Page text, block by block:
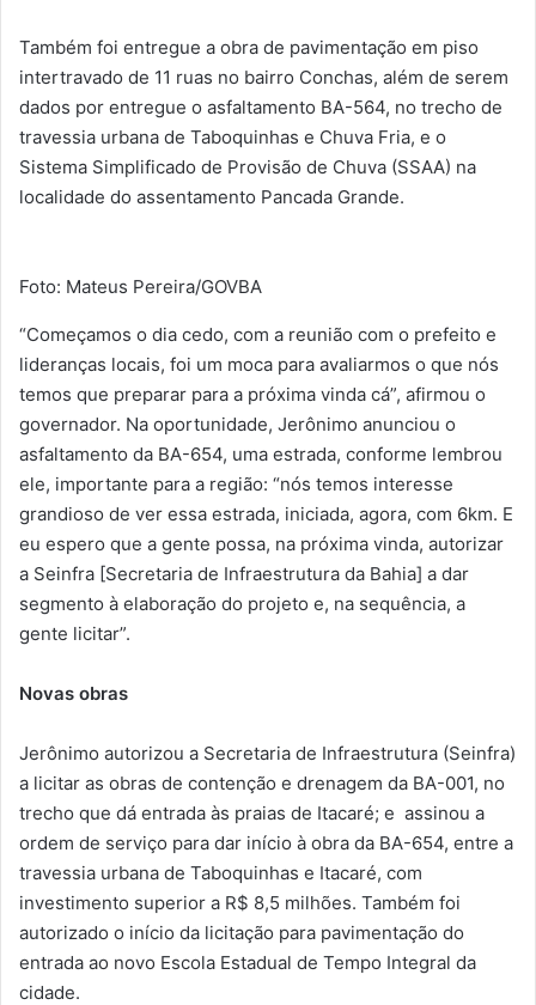
Também foi entregue a obra de pavimentação em piso
intertravado de 11 ruas no bairro Conchas, além de serem
dados por entregue o asfaltamento BA-564, no trecho de
travessia urbana de Taboquinhas e Chuva Fria, e o
Sistema Simplificado de Provisão de Chuva (SSAA) na
localidade do assentamento Pancada Grande.
Foto: Mateus Pereira/GOVBA
“Começamos o dia cedo, com a reunião com o prefeito e
lideranças locais, foi um moca para avaliarmos o que nós
temos que preparar para a próxima vinda cá”, afirmou o
governador. Na oportunidade, Jerônimo anunciou o
asfaltamento da BA-654, uma estrada, conforme lembrou
ele, importante para a região: “nós temos interesse
grandioso de ver essa estrada, iniciada, agora, com 6km. E
eu espero que a gente possa, na próxima vinda, autorizar
a Seinfra [Secretaria de Infraestrutura da Bahia] a dar
segmento à elaboração do projeto e, na sequência, a
gente licitar”.
Novas obras
Jerônimo autorizou a Secretaria de Infraestrutura (Seinfra)
a licitar as obras de contenção e drenagem da BA-001, no
trecho que dá entrada às praias de Itacaré; e assinou a
ordem de serviço para dar início à obra da BA-654, entre a
travessia urbana de Taboquinhas e Itacaré, com
investimento superior a R$ 8,5 milhões. Também foi
autorizado o início da licitação para pavimentação do
entrada ao novo Escola Estadual de Tempo Integral da
cidade.